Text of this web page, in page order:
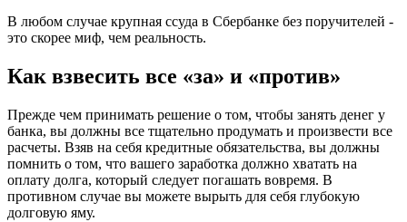
В любом случае крупная ссуда в Сбербанке без поручителей -
это скорее миф, чем реальность.
Как взвесить все «за» и «против»
Прежде чем принимать решение о том, чтобы занять денег у
банка, вы должны все тщательно продумать и произвести все
расчеты. Взяв на себя кредитные обязательства, вы должны
помнить о том, что вашего заработка должно хватать на
оплату долга, который следует погашать вовремя. В
противном случае вы можете вырыть для себя глубокую
долговую яму.